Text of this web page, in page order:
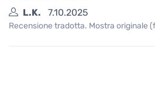
L.K.
7.10.2025
Recensione tradotta. Mostra originale